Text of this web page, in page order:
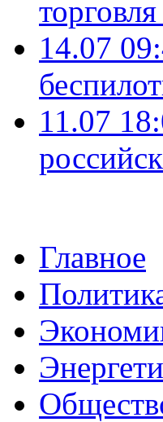
14.07
11.07
Главное